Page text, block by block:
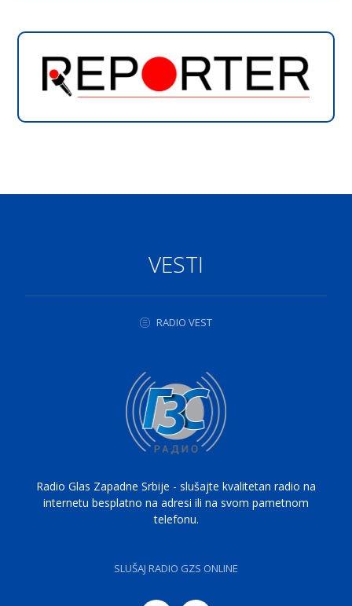
VESTI
RADIO VEST
Radio Glas Zapadne Srbije - slušajte kvalitetan radio na
internetu besplatno na adresi ili na svom pametnom
telefonu.
SLUŠAJ RADIO GZS ONLINE